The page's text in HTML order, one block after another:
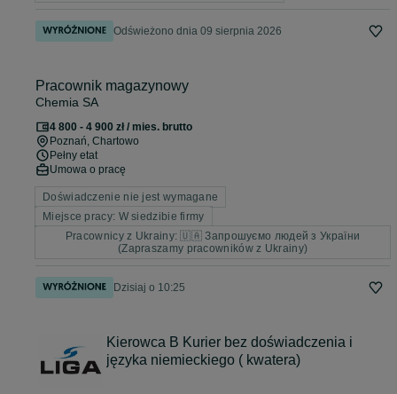
Odświeżono dnia 09 sierpnia 2026
Pracownik magazynowy
Chemia SA
4 800 - 4 900 zł / mies. brutto
Poznań, Chartowo
Pełny etat
Umowa o pracę
Doświadczenie nie jest wymagane
Miejsce pracy: W siedzibie firmy
Pracownicy z Ukrainy: 🇺🇦 Запрошуємо людей з України
(Zapraszamy pracowników z Ukrainy)
Dzisiaj o 10:25
Kierowca B Kurier bez doświadczenia i
języka niemieckiego ( kwatera)